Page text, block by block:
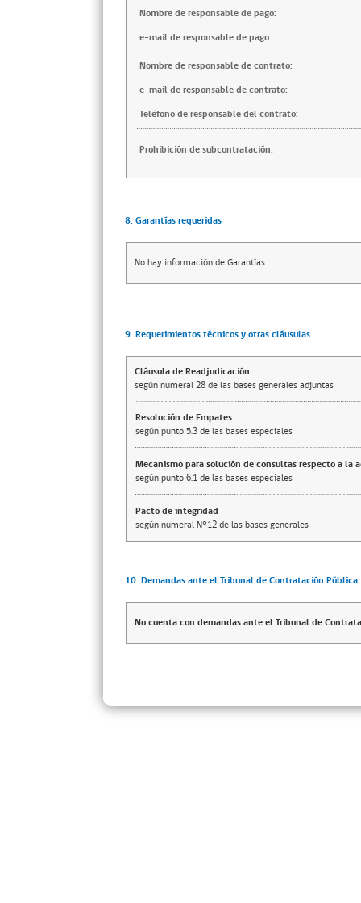
Nombre de responsable de pago:
e-mail de responsable de pago:
Nombre de responsable de contrato:
e-mail de responsable de contrato:
Teléfono de responsable del contrato:
Prohibición de subcontratación:
8. Garantías requeridas
No hay información de Garantías
9. Requerimientos técnicos y otras cláusulas
Cláusula de Readjudicación
según numeral 28 de las bases generales adjuntas
Resolución de Empates
según punto 5.3 de las bases especiales
Mecanismo para solución de consultas respecto a la
según punto 6.1 de las bases especiales
Pacto de integridad
según numeral N°12 de las bases generales
10. Demandas ante el Tribunal de Contratación Pública
No cuenta con demandas ante el Tribunal de